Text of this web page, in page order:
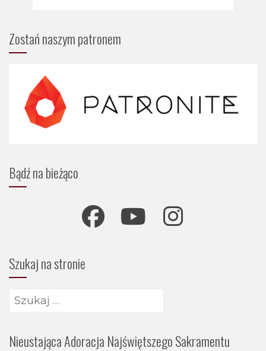
Zostań naszym patronem
Bądź na bieżąco
Szukaj na stronie
Szukaj:
Nieustająca Adoracja Najświętszego Sakramentu